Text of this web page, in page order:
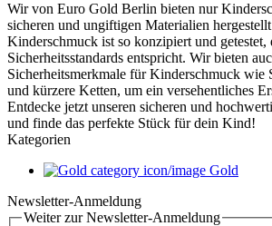
Wir von Euro Gold Berlin bieten nur
sicheren und ungiftigen Materialien
Kinderschmuck ist so konzipiert und getestet,
Sicherheitsstandards entspricht. Wir bieten
Sicherheitsmerkmale für Kinderschmuck wie
und kürzere Ketten, um ein versehentliches
Entdecke jetzt unseren sicheren und
und finde das perfekte Stück für dein Kind!
Kategorien
Gold
Newsletter-Anmeldung
Weiter zur Newsletter-Anmeldung